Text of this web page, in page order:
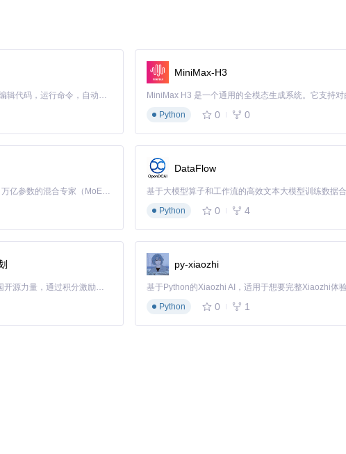
码，这是正常的系统安全验证步骤。
网络设备
新连接USB线，或重启手机的USB网络共享功能。
Claude Code 的开源替代方案。连接任意大模型，编辑代码，运行命令，自动验证 — 全自动执行。用 Rust 构建，极致性能。 ｜ An open-source alternative to Claude Code. Connect any LLM, edit code, run commands, and verify changes — autonomously. Built in Rust for speed. Get Started
MiniMax-H3
Python
0 0
Kimi K3 是Kimi能力最强的模型：这是一个拥有 2.8 万亿参数的混合专家（MoE）模型，具备原生视觉理解能力，并支持 100 万 token 的上下文窗口。
DataFlow
基于大模型算子和工作流的高效文本大模型训练数据
Python
0 4
「源启盛夏」暑期校园开发者成长计划旨在激活校园开源力量，通过积分激励、认证扶持、资源倾斜等形式，引导高校组织和开发者完成「入驻 — 建项目 — 做贡献 — 获认证 — 得资源」的完整闭环。无论你是想带领社团入驻平台的组织者，还是希望用代码贡献证明自己的开发者，都能在这里找到属于你的成长路径。
py-xiaozhi
Python
0 1